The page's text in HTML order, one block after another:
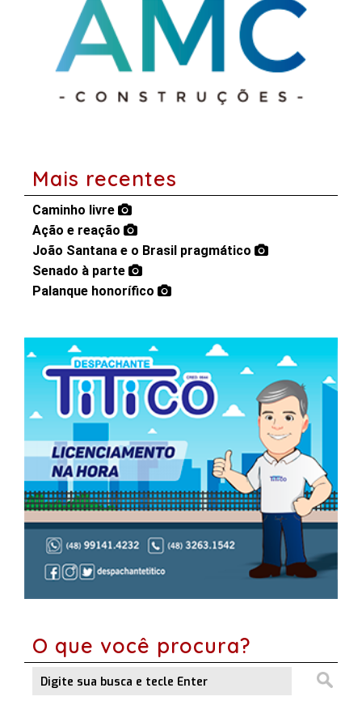
Mais recentes
Caminho livre
Ação e reação
João Santana e o Brasil pragmático
Senado à parte
Palanque honorífico
O que você procura?